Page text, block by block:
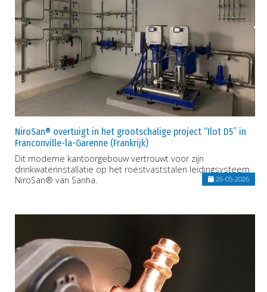
NiroSan® overtuigt in het grootschalige project “Ilot D5” in
Franconville-la-Garenne (Frankrijk)
Dit moderne kantoorgebouw vertrouwt voor zijn
drinkwaterinstallatie op het roestvaststalen leidingsysteem
NiroSan® van Sanha.
26-05-2026